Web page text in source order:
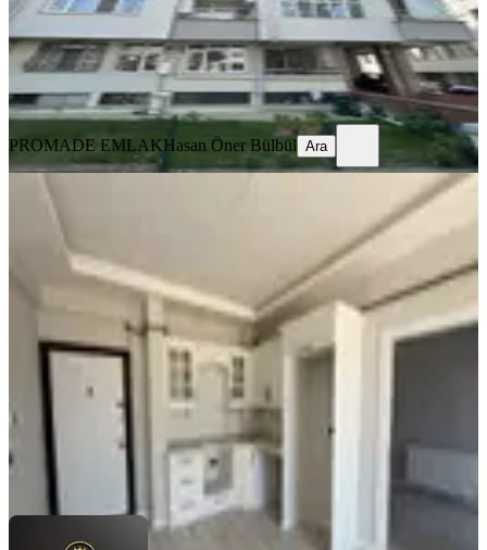
22.000 ₺
PROMADE EMLAKHasan Öner Bülbül
Ara
PROMADE EMLAKHasan Öner Bülbül Ara
Doğan Emlak Group’tan İlkadım
Tepecik’te 1+1 1.kat Kiralık Daire
Samsun, İlkadım
· 50 m²·1. Kat·07.08.2026
15.500 ₺
doğan emlak group BERKAY SELEŞ